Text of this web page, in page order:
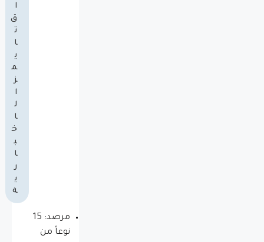
ا
ق
ت
ا
ي
م
ز
ا
ل
ا
خ
ب
ا
ر
ي
ة
مرصد: 15
نوعاً من